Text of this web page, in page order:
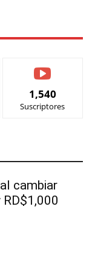
1,540
Suscriptores
cambiar